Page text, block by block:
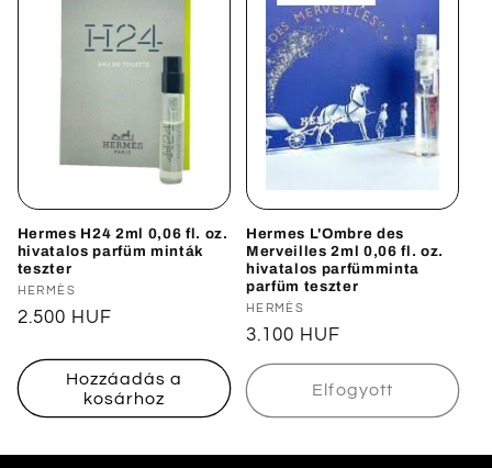
Hermes H24 2ml 0,06 fl. oz.
hivatalos parfüm minták
teszter
Forgalmazó:
HERMÈS
Normál
2.500 HUF
Hozzáadás a
kosárhoz
Hermes L'Ombre des
Merveilles 2ml 0,06 fl. oz.
hivatalos parfümminta
parfüm teszter
Forgalmazó:
HERMÈS
Normál
ár
3.100 HUF
Elfogyott